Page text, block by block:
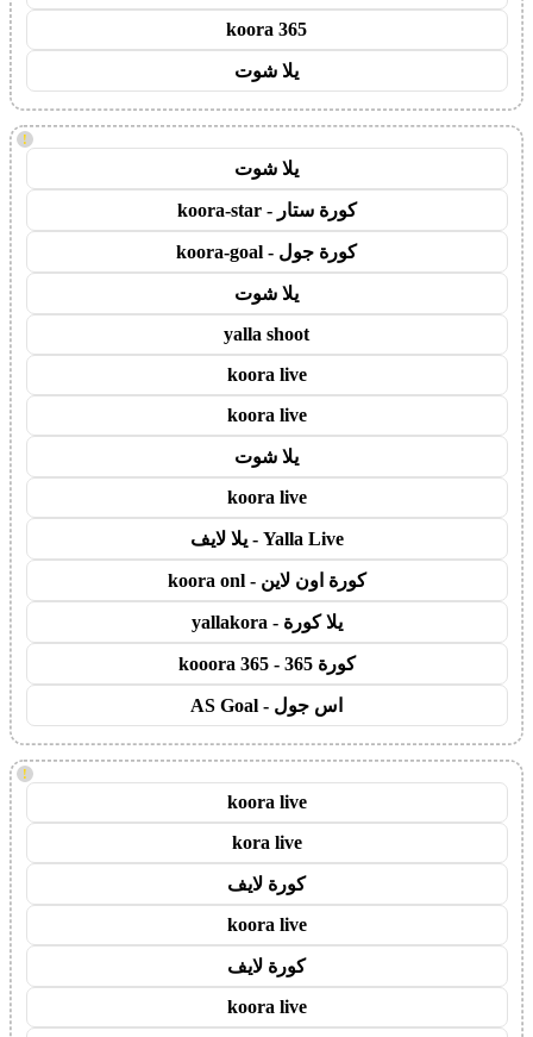
koora 365
يلا شوت
!
يلا شوت
كورة ستار - koora-star
كورة جول - koora-goal
يلا شوت
yalla shoot
koora live
koora live
يلا شوت
koora live
Yalla Live - يلا لايف
كورة اون لاين - koora onl
يلا كورة - yallakora
كورة 365 - kooora 365
اس جول - AS Goal
!
koora live
kora live
كورة لايف
koora live
كورة لايف
koora live